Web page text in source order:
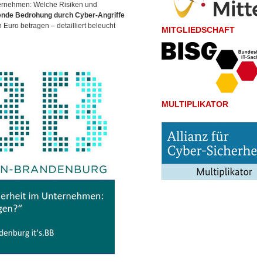
Welche Risiken und
Bedrohung durch Cyber-Angriffe
Euro betragen – detailliert beleucht
MITGLIEDSCHAFT
MULTIPLIKATOR